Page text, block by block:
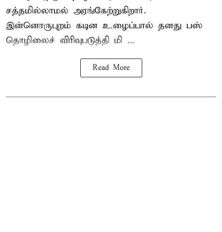
சத்தமில்லாமல் அரங்கேற்றுகிறார்.
இன்னொருபுறம் கடின உழைப்பால் தனது பஸ்
தொழிலைச் விரிவுபடுத்தி மி ...
Read More